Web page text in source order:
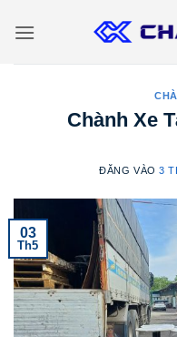
qua
Chành Xe
ĐĂNG VÀO3
03
Th5